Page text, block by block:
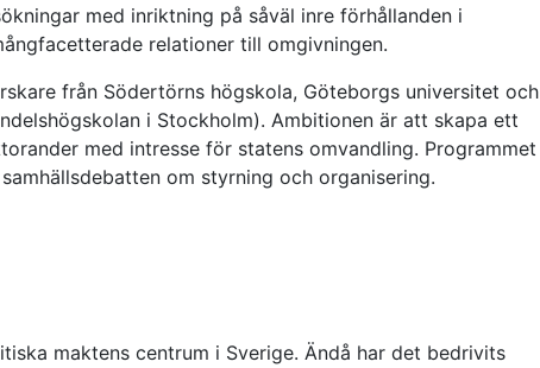
med inriktning på såväl inre förhållanden i
relationer till omgivningen.
från Södertörns högskola, Göteborgs universitet och
i Stockholm). Ambitionen är att skapa ett
med intresse för statens omvandling. Programmet
om styrning och organisering.
maktens centrum i Sverige. Ändå har det bedrivits